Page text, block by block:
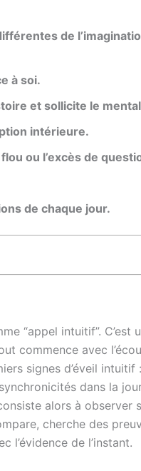
de
à soi.
et sollicite le
intérieure.
ou l’excès de
de chaque jour.
“appel intuitif”. C’est
commence avec
signes d’éveil
dans la
alors à observer
cherche des
l’évidence de l’instant.